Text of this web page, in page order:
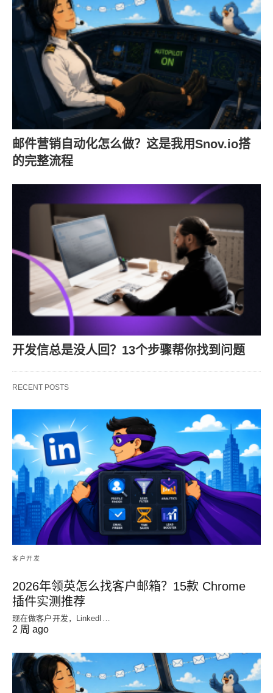
邮件营销自动化怎么做？这是我用Snov.io搭
的完整流程
开发信总是没人回？13个步骤帮你找到问题
RECENT POSTS
客户开发
2026年领英怎么找客户邮箱？15款 Chrome
插件实测推荐
现在做客户开发，LinkedI…
2 周 ago